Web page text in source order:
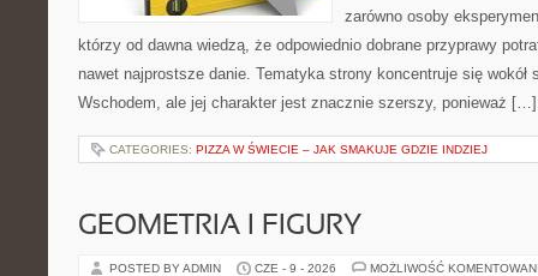
zarówno osoby
którzy od dawna wiedzą, że odpowiednio dobrane przyprawy
nawet najprostsze danie. Tematyka strony koncentruje się wokół
Wschodem, ale jej charakter jest znacznie szerszy, ponieważ […]
CATEGORIES: PIZZA W ŚWIECIE – JAK SMAKUJE GDZIE INDZIEJ
GEOMETRIA I FIGURY
POSTED BY ADMIN CZE - 9 - 2026 MOŻLIWOŚĆ